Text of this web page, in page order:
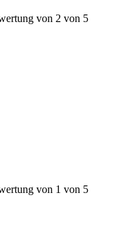
von 2 von 5
von 1 von 5